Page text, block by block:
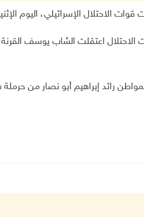
رائد إبراهيم أبو نصار من